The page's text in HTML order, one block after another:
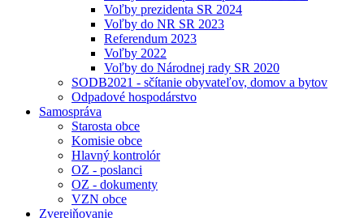
Voľby prezidenta SR 2024
Voľby do NR SR 2023
Referendum 2023
Voľby 2022
Voľby do Národnej rady SR 2020
SODB2021 - sčítanie obyvateľov, domov a bytov
Odpadové hospodárstvo
Samospráva
Starosta obce
Komisie obce
Hlavný kontrolór
OZ - poslanci
OZ - dokumenty
VZN obce
Zverejňovanie